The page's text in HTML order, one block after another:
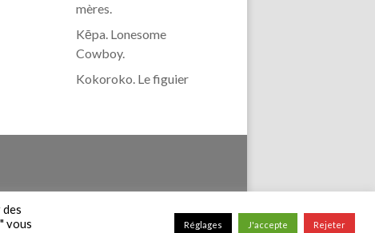
mères.
Kēpa. Lonesome
Cowboy.
Kokoroko. Le figuier
confidentialité
vous
Réglages J'accepte Rejeter